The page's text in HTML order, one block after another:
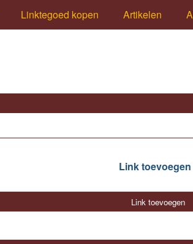
Linktegoed kopen Artikelen
Link toevoegen
Link toevoegen